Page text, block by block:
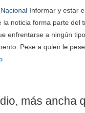
Informar y estar
la noticia forma parte del
enfrentarse a ningún
Pese a quien le
más ancha